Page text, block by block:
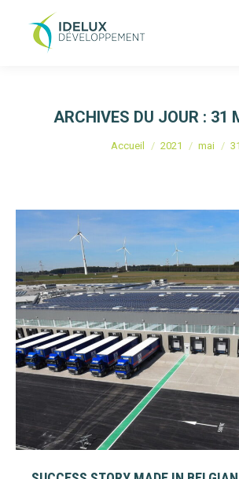
ARCHIVES DU JOUR : 31
Vous êtes ici :
Accueil 2021 mai 31